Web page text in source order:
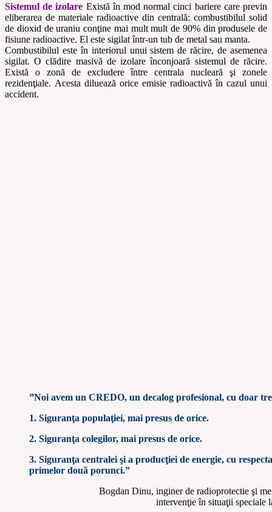
Sistemul de izolare Există în mod normal cinci bariere care previn
eliberarea de materiale radioactive din centrală: combustibilul solid
de dioxid de uraniu conţine mai mult mult de 90% din produsele de
fisiune radioactive. El este sigilat într-un tub de metal sau manta.
Combustibilul este în interiorul unui sistem de răcire, de asemenea
sigilat. O clădire masivă de izolare înconjoară sistemul de răcire.
Există o zonă de excludere între centrala nucleară şi zonele
rezidenţiale. Acesta diluează orice emisie radioactivă în cazul unui
accident.
”Noi avem un CREDO, un decalog profesional, cu doar
1. Siguranţa populaţiei, mai presus de orice.
2. Siguranţa colegilor, mai presus de orice.
3. Siguranţa centralei şi a producţiei de energie, cu
primelor două porunci.”
Bogdan Dinu, inginer de radioprotectie şi
intervenţie în situaţii speciale